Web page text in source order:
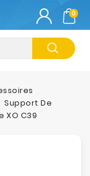
0
Support De
XO C39